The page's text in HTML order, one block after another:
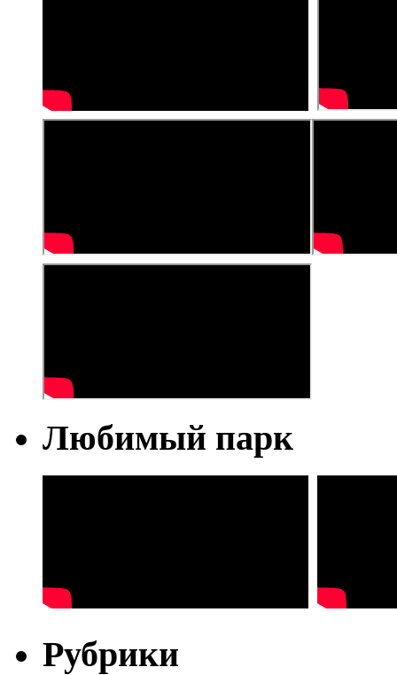
Любимый парк
Рубрики